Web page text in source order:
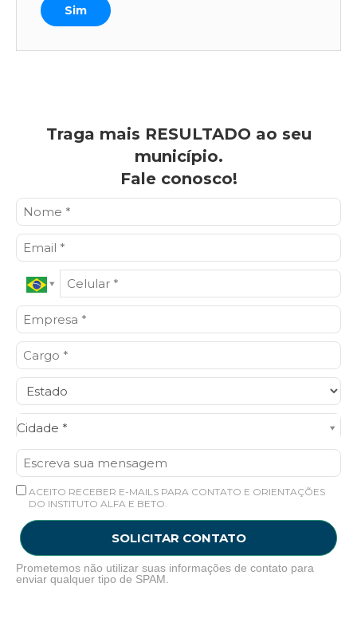
Sim
Traga mais RESULTADO ao seu
município.
Fale conosco!
Cidade *
Cidade*
ACEITO RECEBER E-MAILS PARA CONTATO E ORIENTAÇÕES
DO INSTITUTO ALFA E BETO.
SOLICITAR CONTATO
Prometemos não utilizar suas informações de contato para
enviar qualquer tipo de SPAM.